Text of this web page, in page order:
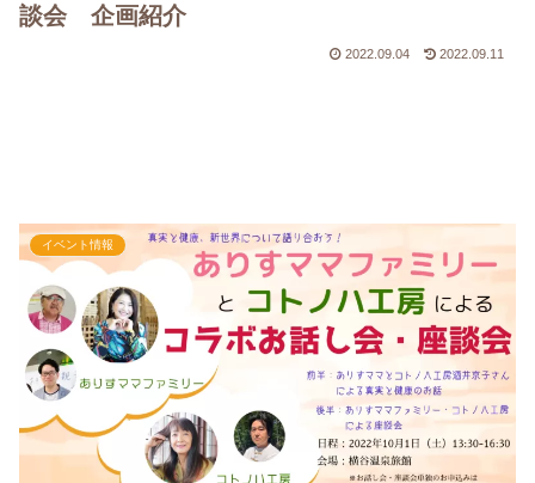
談会 企画紹介
2022.09.04 2022.09.11
イベント情報